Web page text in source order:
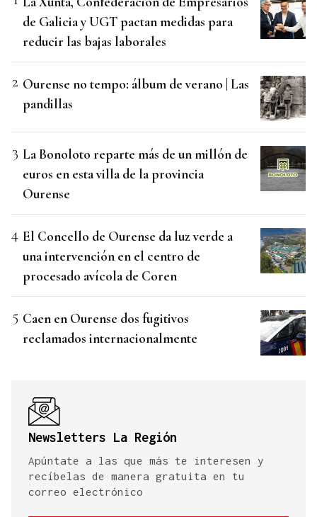
de Galicia y UGT pactan medidas para
reducir las bajas laborales
Ourense no tempo: álbum de verano | Las
pandillas
La Bonoloto reparte más de un millón de
euros en esta villa de la provincia
Ourense
El Concello de Ourense da luz verde a
una intervención en el centro de
procesado avícola de Coren
Caen en Ourense dos fugitivos
reclamados internacionalmente
Newsletters La Región
Apúntate a las que más te interesen y
recíbelas de manera gratuita en tu
correo electrónico